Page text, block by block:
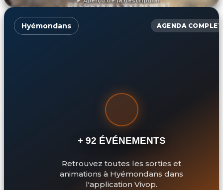
DÉCOUVRIR L'ÉVÉNEMENT
Hyémondans AGENDA COMPLET
+ 92 ÉVÉNEMENTS
Retrouvez toutes les sorties et
animations à Hyémondans dans
l'application Vivop.